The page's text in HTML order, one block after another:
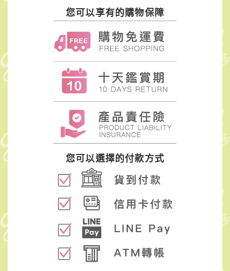
您可以享有的購物保障
您可以選擇的付款方式